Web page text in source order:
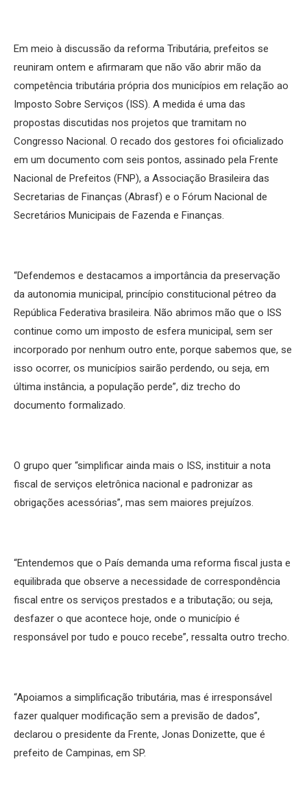
Em meio à discussão da reforma Tributária, prefeitos se
reuniram ontem e afirmaram que não vão abrir mão da
competência tributária própria dos municípios em relação ao
Imposto Sobre Serviços (ISS). A medida é uma das
propostas discutidas nos projetos que tramitam no
Congresso Nacional. O recado dos gestores foi oficializado
em um documento com seis pontos, assinado pela Frente
Nacional de Prefeitos (FNP), a Associação Brasileira das
Secretarias de Finanças (Abrasf) e o Fórum Nacional de
Secretários Municipais de Fazenda e Finanças.
“Defendemos e destacamos a importância da preservação
da autonomia municipal, princípio constitucional pétreo da
República Federativa brasileira. Não abrimos mão que o ISS
continue como um imposto de esfera municipal, sem ser
incorporado por nenhum outro ente, porque sabemos que, se
isso ocorrer, os municípios sairão perdendo, ou seja, em
última instância, a população perde”, diz trecho do
documento formalizado.
O grupo quer “simplificar ainda mais o ISS, instituir a nota
fiscal de serviços eletrônica nacional e padronizar as
obrigações acessórias”, mas sem maiores prejuízos.
“Entendemos que o País demanda uma reforma fiscal justa e
equilibrada que observe a necessidade de correspondência
fiscal entre os serviços prestados e a tributação; ou seja,
desfazer o que acontece hoje, onde o município é
responsável por tudo e pouco recebe”, ressalta outro trecho.
“Apoiamos a simplificação tributária, mas é irresponsável
fazer qualquer modificação sem a previsão de dados”,
declarou o presidente da Frente, Jonas Donizette, que é
prefeito de Campinas, em SP.